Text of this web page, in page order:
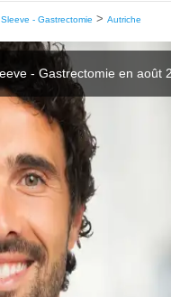
Sleeve - Gastrectomie > Autriche
- Gastrectomie en août